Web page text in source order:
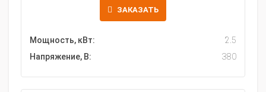
ЗАКАЗАТЬ
Мощность, кВт:
2.5
Напряжение, В:
380